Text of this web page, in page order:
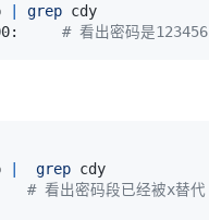
grep
# 看出密码是123456
grep
# 看出密码段已经被x替代